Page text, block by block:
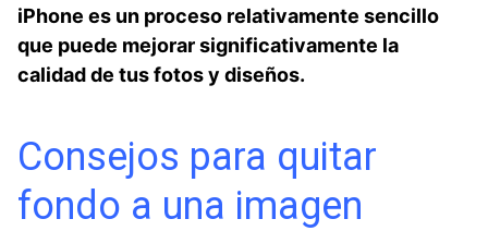
iPhone es un proceso relativamente sencillo
que puede mejorar significativamente ⁤la
calidad de tus fotos‌ y diseños.
Consejos para quitar
fondo‍ a una imagen